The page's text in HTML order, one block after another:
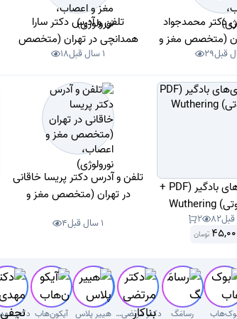
دکتر محمدجواد
(متخصص مغز و
نورولوژی)
29
تلفن و آدرس دکتر سارا
همدانچی در تهران (متخصص
مغز و اعصاب، نورولوژی)
1 سال قبل 18
کتاب بلندی‌های بادگیر (PDF +
خلاصه صوتی) Wuthering
82
2
تومان
تلفن و آدرس دکتر پریسا خاقانی
در تهران (متخصص مغز و
1 سال قبل 4
رسامَگ دکتر مرتضی بناکار هییر پلاس آیکون‌هاب